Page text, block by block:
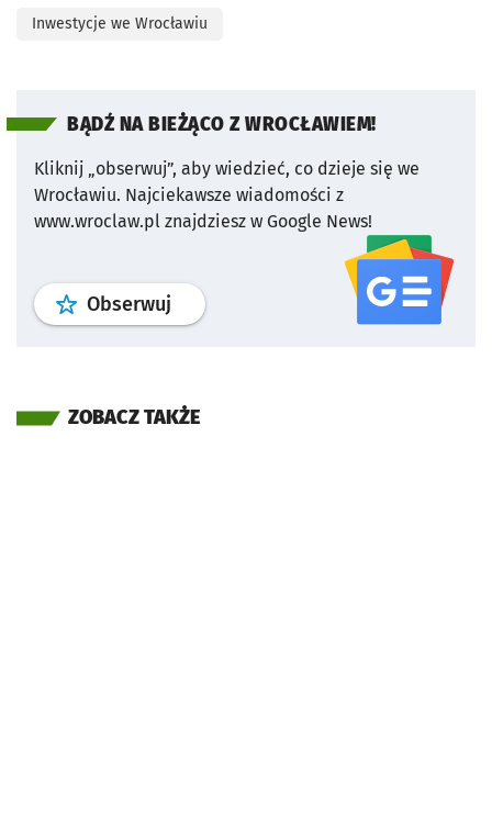
Inwestycje we Wrocławiu
BĄDŹ NA BIEŻĄCO Z WROCŁAWIEM!
Kliknij „obserwuj”, aby wiedzieć, co dzieje się we
Wrocławiu. Najciekawsze wiadomości z
www.wroclaw.pl znajdziesz w Google News!
Obserwuj profil serwisu
ZOBACZ TAKŻE